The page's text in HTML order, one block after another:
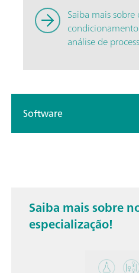
Saiba mais sobre
análise de
Software
Saiba mais sobre
especialização!